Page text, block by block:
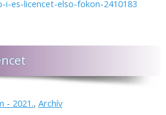
es-licencet-elso-fokon-2410183
- 2021., Archív